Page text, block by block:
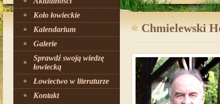
Koło łowieckie
Kalendarium
Galerie
Sprawdź swoją wiedzę
łowiecką
Łowiectwo w literaturze
Kontakt
Chmielewski